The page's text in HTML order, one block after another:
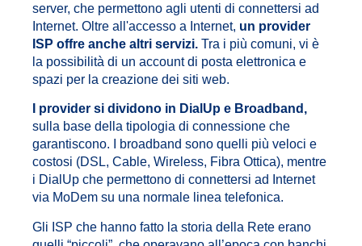
server, che permettono agli utenti di connettersi ad
Internet. Oltre all'accesso a Internet, un provider
ISP offre anche altri servizi. Tra i più comuni, vi è
la possibilità di un account di posta elettronica e
spazi per la creazione dei siti web.
I provider si dividono in DialUp e Broadband,
sulla base della tipologia di connessione che
garantiscono. I broadband sono quelli più veloci e
costosi (DSL, Cable, Wireless, Fibra Ottica), mentre
i DialUp che permettono di connettersi ad Internet
via MoDem su una normale linea telefonica.
Gli ISP che hanno fatto la storia della Rete erano